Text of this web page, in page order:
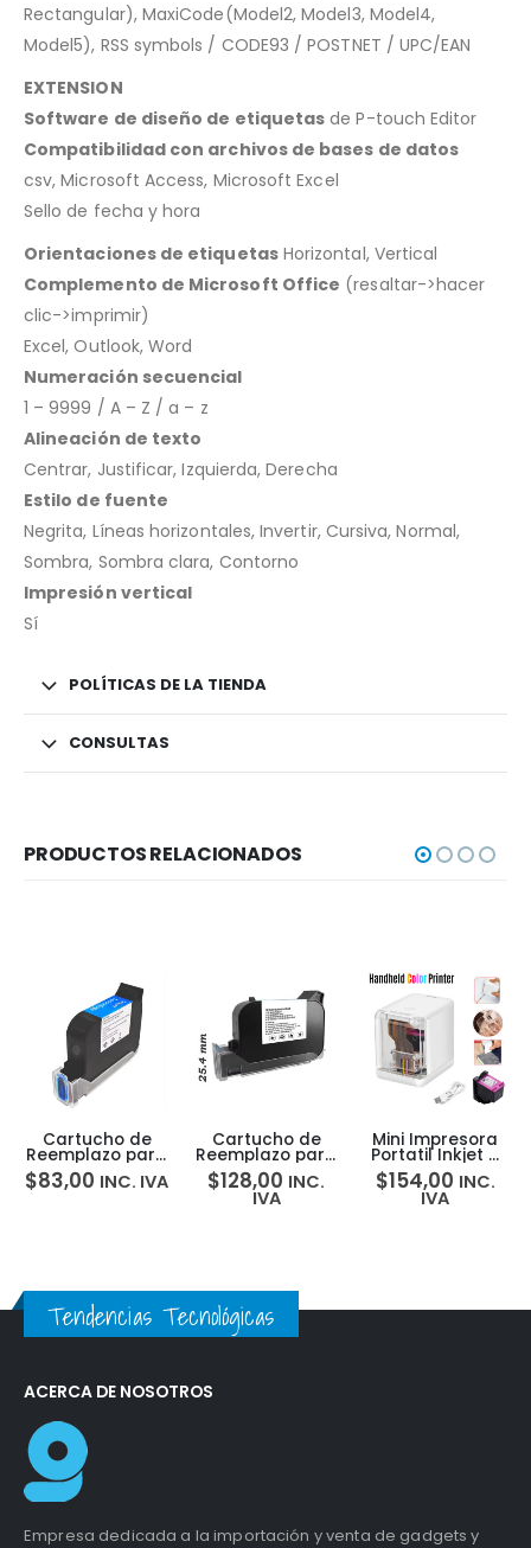
Rectangular), MaxiCode(Model2, Model3, Model4,
Model5), RSS symbols / CODE93 / POSTNET / UPC/EAN
EXTENSION
Software de diseño de etiquetas de P-touch Editor
Compatibilidad con archivos de bases de datos
csv, Microsoft Access, Microsoft Excel
Sello de fecha y hora
Orientaciones de etiquetasHorizontal, Vertical
Complemento de Microsoft Office (resaltar->hacer
clic->imprimir)
Excel, Outlook, Word
Numeración secuencial
1 – 9999 / A – Z / a – z
Alineación de texto
Centrar, Justificar, Izquierda, Derecha
Estilo de fuente
Negrita, Líneas horizontales, Invertir, Cursiva, Normal,
Sombra, Sombra clara, Contorno
Impresión vertical
Sí
POLÍTICAS DE LA TIENDA
CONSULTAS
PRODUCTOS RELACIONADOS
Cartucho de
Reemplazo para
Impresora Inkjet
Codificadora
$83,00 INC. IVA
Cartucho de
Reemplazo para
Impresora Inkjet
Codificadora
Negro 25.4mm
$128,00 INC.
IVA
Mini Impresora
Portatil Inkjet a
Color Kongten
Mbrush
$154,00 INC.
IVA
Tendencias Tecnológicas
ACERCA DE NOSOTROS
Empresa dedicada a la importación y venta de gadgets y